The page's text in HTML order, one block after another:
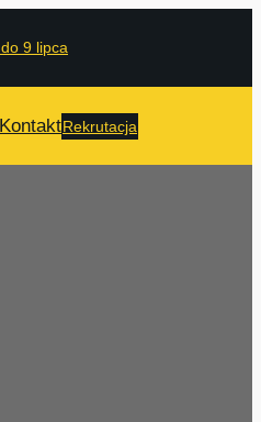
9 lipca
KontaktRekrutacja